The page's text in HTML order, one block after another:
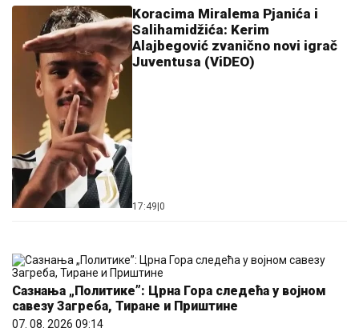
Koracima Miralema Pjanića i
Salihamidžića: Kerim
Alajbegović zvanično novi igrač
Juventusa (ViDEO)
17:49 0
Сазнања „Политике”: Црна Гора следећа у војном
савезу Загреба, Тиране и Приштине
07. 08. 2026 09:14